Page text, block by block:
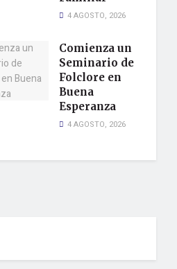
4 AGOSTO, 2026
Comienza un
Seminario de
Folclore en
Buena
Esperanza
4 AGOSTO, 2026